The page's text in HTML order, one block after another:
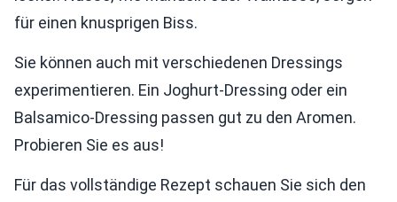
für einen knusprigen Biss.
Sie können auch mit verschiedenen Dressings
experimentieren. Ein Joghurt-Dressing oder ein
Balsamico-Dressing passen gut zu den Aromen.
Probieren Sie es aus!
Für das vollständige Rezept schauen Sie sich den